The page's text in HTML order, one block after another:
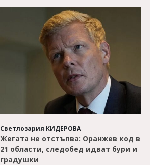
Светлозария КИДЕРОВА
Жегата не отстъпва: Оранжев код в
21 области, следобед идват бури и
градушки